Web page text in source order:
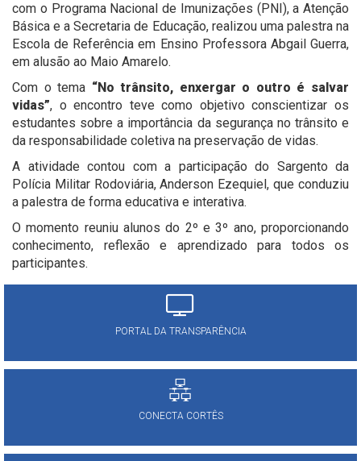
com o Programa Nacional de Imunizações (PNI), a Atenção
Básica e a Secretaria de Educação, realizou uma palestra na
Escola de Referência em Ensino Professora Abgail Guerra,
em alusão ao Maio Amarelo.
Com o tema “No trânsito, enxergar o outro é salvar
vidas”, o encontro teve como objetivo conscientizar os
estudantes sobre a importância da segurança no trânsito e
da responsabilidade coletiva na preservação de vidas.
A atividade contou com a participação do Sargento da
Polícia Militar Rodoviária, Anderson Ezequiel, que conduziu
a palestra de forma educativa e interativa.
O momento reuniu alunos do 2º e 3º ano, proporcionando
conhecimento, reflexão e aprendizado para todos os
participantes.
PORTAL DA TRANSPARÊNCIA
CONECTA CORTÊS